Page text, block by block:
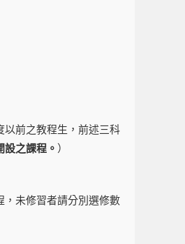
以前之教程生，前述三科
之課程。 ）
，未修習者請分別選修數